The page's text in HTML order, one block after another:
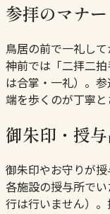
参拝のマナー
鳥居の前で一礼し
神前では「二拝二
は合掌・一礼）。
端を歩くのが丁寧と
御朱印・授
御朱印やお守りが
各施設の授与所で
行は行いません）